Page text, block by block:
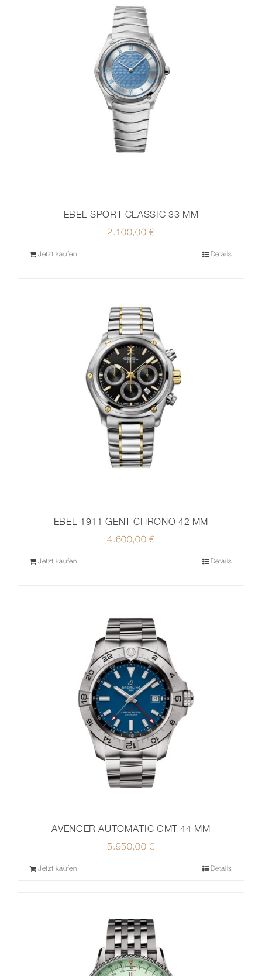
EBEL SPORT CLASSIC 33 MM
2.100,00€
Jetzt kaufen Details
EBEL 1911 GENT CHRONO 42 MM
4.600,00€
Jetzt kaufen Details
AVENGER AUTOMATIC GMT 44 MM
5.950,00€
Jetzt kaufen Details